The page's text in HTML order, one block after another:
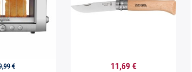
rapide
€ Aperçu rapide
11,69 €